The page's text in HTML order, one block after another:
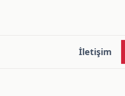
İletişim